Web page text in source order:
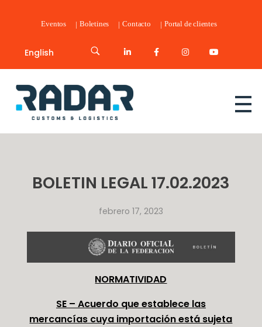
Eventos Boletines Contacto Portal de clientes
English
Radar Customs & Logistics
BOLETIN LEGAL 17.02.2023
febrero 17, 2023
NORMATIVIDAD
SE – Acuerdo que establece las
mercancías cuya importación está sujeta